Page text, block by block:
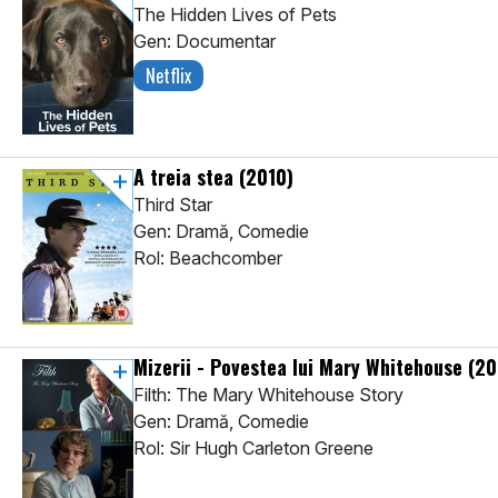
The Hidden Lives of Pets
Gen: Documentar
Netflix
A treia stea (2010)
Third Star
Gen: Dramă, Comedie
Rol: Beachcomber
Mizerii - Povestea lui Mary Whitehouse
Filth: The Mary Whitehouse Story
Gen: Dramă, Comedie
Rol: Sir Hugh Carleton Greene